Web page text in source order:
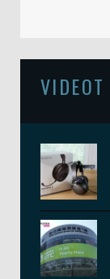
VIDEOT